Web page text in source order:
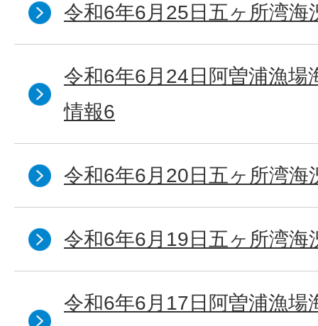
令和6年6月25日五ヶ所湾海
令和6年6月24日阿曽浦漁場
情報6
令和6年6月20日五ヶ所湾海
令和6年6月19日五ヶ所湾海
令和6年6月17日阿曽浦漁場